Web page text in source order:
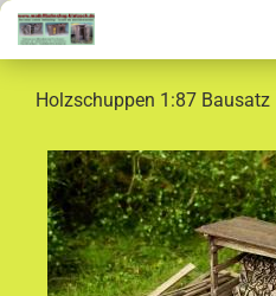
Holzschuppen 1:87 Bausatz